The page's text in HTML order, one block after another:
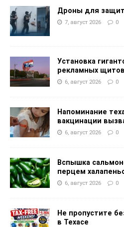
Дроны для
7, август 2026 0
Установка
рекламных
6, август 2026 0
Напоминание
вакцинации
6, август 2026 0
Вспышка
перцем
6, август 2026 0
Не пропустите
в Техасе